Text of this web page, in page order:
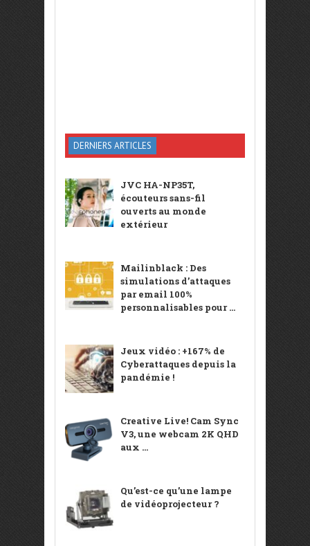
DERNIERS ARTICLES
JVC HA-NP35T,
écouteurs sans-fil
ouverts au monde
extérieur
Mailinblack : Des
simulations d’attaques
par email 100%
personnalisables pour ...
Jeux vidéo : +167% de
Cyberattaques depuis la
pandémie !
Creative Live! Cam Sync
V3, une webcam 2K QHD
aux ...
Qu’est-ce qu’une lampe
de vidéoprojecteur ?